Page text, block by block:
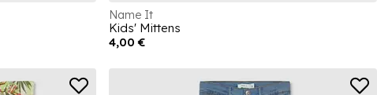
Name It
Kids' Mittens
4,00 €